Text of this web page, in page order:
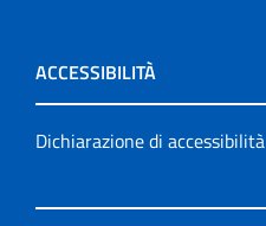
ACCESSIBILITÀ
Dichiarazione di accessibilità